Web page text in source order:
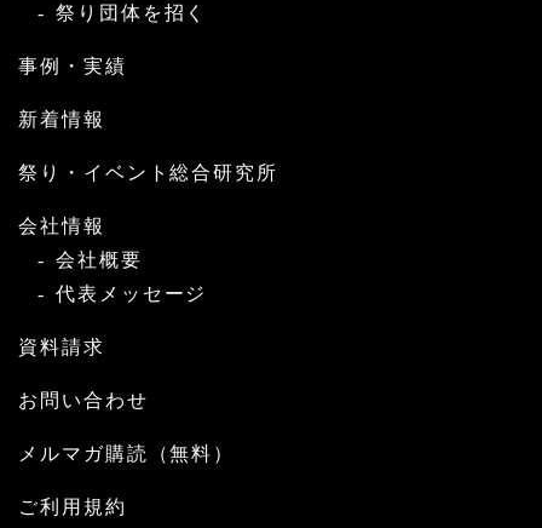
祭り団体を招く
事例・実績
新着情報
祭り・イベント総合研究所
会社情報
会社概要
代表メッセージ
資料請求
お問い合わせ
メルマガ購読（無料）
ご利用規約